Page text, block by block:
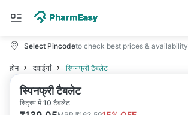
Select Pincodeto check best prices & availability
होम दवाईयाँ स्पिनफ्री टैबलेट
स्पिनफ्री टैबलेट
स्ट्रिप में 10 टैबलेट